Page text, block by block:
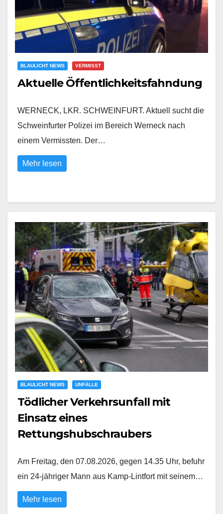
BLAULICHT NEWS VERMISST
Aktuelle Öffentlichkeitsfahndung
WERNECK, LKR. SCHWEINFURT. Aktuell sucht die
Schweinfurter Polizei im Bereich Werneck nach
einem Vermissten. Der…
Mehr lesen
BLAULICHT NEWS UNFÄLLE
Tödlicher Verkehrsunfall mit
Einsatz eines
Rettungshubschraubers
Am Freitag, den 07.08.2026, gegen 14.35 Uhr, befuhr
ein 24-jähriger Mann aus Kamp-Lintfort mit seinem…
Mehr lesen